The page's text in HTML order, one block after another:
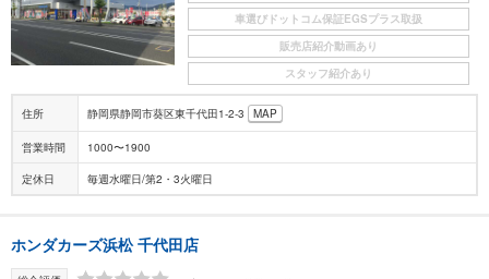
車選びドットコム保証EGSプラス取扱
販売店紹介動画あり
スタッフ紹介あり
住所 静岡県静岡市葵区東千代田1-2-3 MAP
営業時間 1000〜1900
定休日 毎週水曜日/第2・3火曜日
ホンダカーズ浜松 千代田店